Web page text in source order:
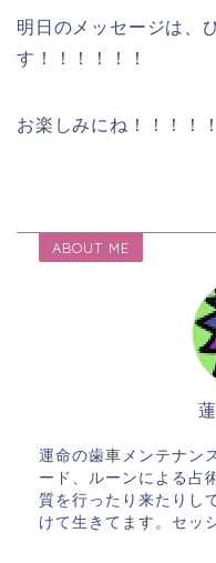
明日のメッセージは
す！！！！！！
お楽しみにね！！！！！
ABOUT ME
運命の歯車メンテナン
ード、ルーンによる占
質を行ったり来たりし
けて生きてます。セッ